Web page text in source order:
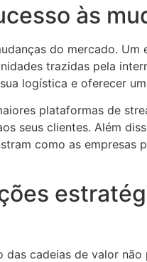
às
do mercado. Um
trazidas pela
logística e oferecer
plataformas de
seus clientes. Além
como as empresas
cadeias de valor não